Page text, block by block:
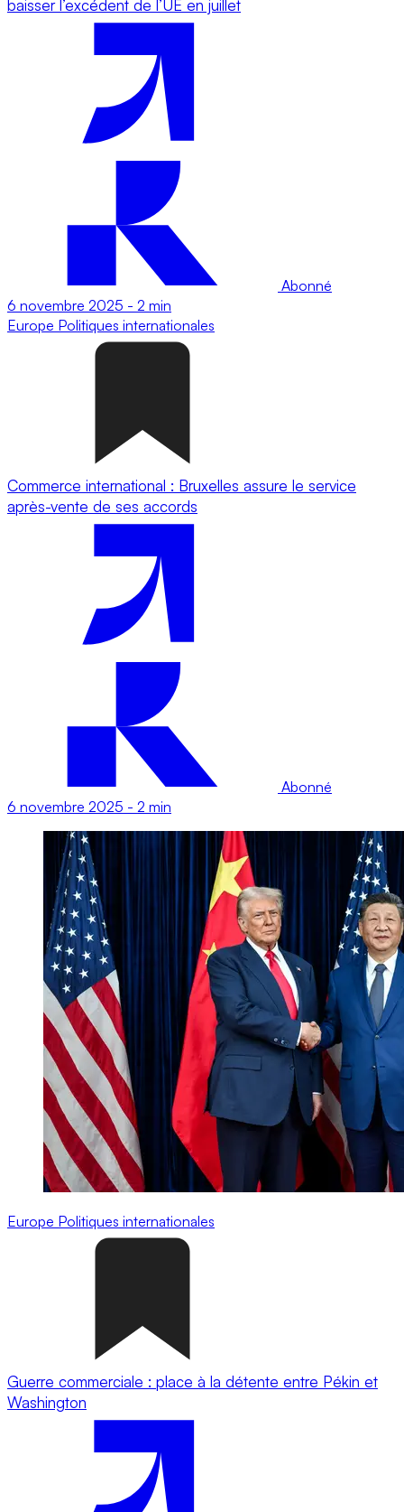
baisser l’excédent de l’UE en juillet
Abonné
6 novembre 2025 - 2 min
Europe Politiques internationales
Commerce international : Bruxelles assure le service
après-vente de ses accords
Abonné
6 novembre 2025 - 2 min
Europe Politiques internationales
Guerre commerciale : place à la détente entre Pékin et
Washington